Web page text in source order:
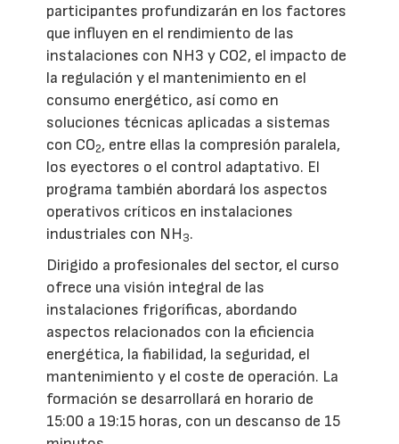
participantes profundizarán en los factores
que influyen en el rendimiento de las
instalaciones con NH3 y CO2, el impacto de
la regulación y el mantenimiento en el
consumo energético, así como en
soluciones técnicas aplicadas a sistemas
con CO2, entre ellas la compresión paralela,
los eyectores o el control adaptativo. El
programa también abordará los aspectos
operativos críticos en instalaciones
industriales con NH3.
Dirigido a profesionales del sector, el curso
ofrece una visión integral de las
instalaciones frigoríficas, abordando
aspectos relacionados con la eficiencia
energética, la fiabilidad, la seguridad, el
mantenimiento y el coste de operación. La
formación se desarrollará en horario de
15:00 a 19:15 horas, con un descanso de 15